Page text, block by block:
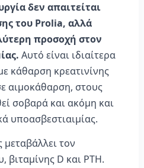
δεν απαιτείται
του Prolia, αλλά
προσοχή στον
Αυτό είναι ιδιαίτερα
κάθαρση κρεατινίνης
αιμοκάθαρση, στους
σοβαρά και ακόμη και
υποασβεστιαιμίας.
τον
D και PTH.